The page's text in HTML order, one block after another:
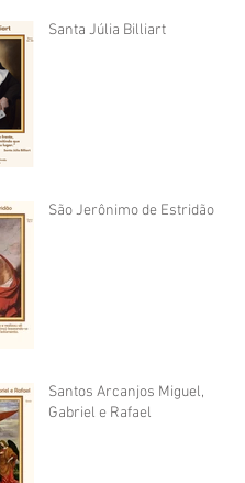
Santa Júlia Billiart
São Jerônimo de Estridão
Santos Arcanjos Miguel,
Gabriel e Rafael